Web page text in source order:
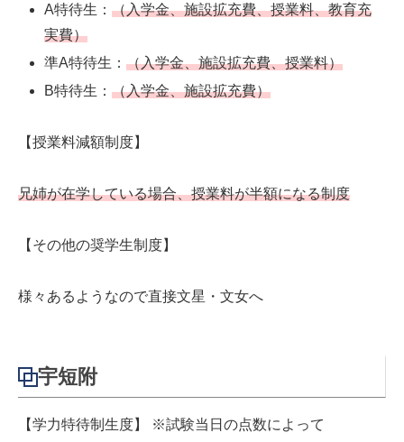
A特待生：（入学金、施設拡充費、授業料、教育充
実費）
準A特待生：（入学金、施設拡充費、授業料）
B特待生：（入学金、施設拡充費）
【授業料減額制度】
兄姉が在学している場合、授業料が半額になる制度
【その他の奨学生制度】
様々あるようなので直接文星・文女へ
宇短附
【学力特待制生度】 ※試験当日の点数によって